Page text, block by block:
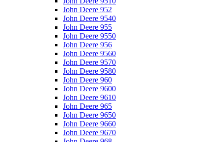
John Deere 952
John Deere 9540
John Deere 955
John Deere 9550
John Deere 956
John Deere 9560
John Deere 9570
John Deere 9580
John Deere 960
John Deere 9600
John Deere 9610
John Deere 965
John Deere 9650
John Deere 9660
John Deere 9670